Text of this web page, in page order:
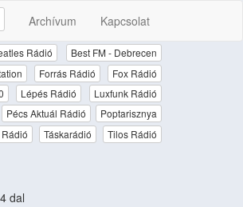
Archívum Kapcsolat
Rádió
Best FM - Debrecen
Forrás Rádió
Fox Rádió
Lépés Rádió
Luxfunk Rádió
Pécs Aktuál Rádió
Poptarisznya
Táskarádió
Tilos Rádió
dal